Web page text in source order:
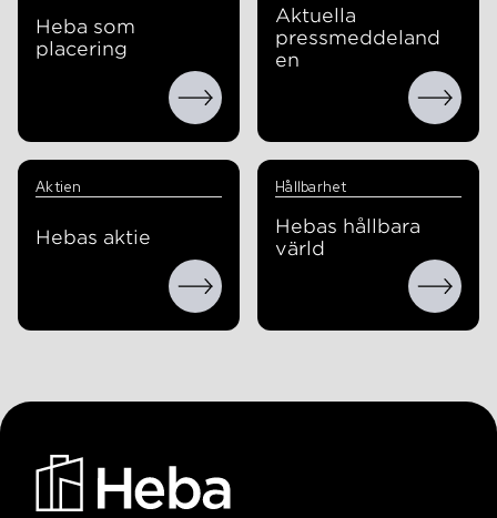
Heba som
placering
Aktuella
pressmeddeland
en
Aktien
Hebas aktie
Hållbarhet
Hebas hållbara
värld